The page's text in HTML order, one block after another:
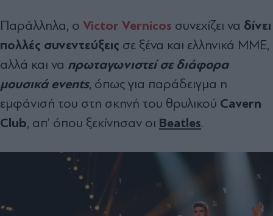
Παράλληλα, ο Victor Vernicos συνεχίζει να δίνει
πολλές συνεντεύξεις σε ξένα και ελληνικά ΜΜΕ,
αλλά και να πρωταγωνιστεί σε διάφορα
μουσικά events, όπως για παράδειγμα η
εμφάνισή του στη σκηνή του θρυλικού Cavern
Club, απ’ όπου ξεκίνησαν οι Beatles.